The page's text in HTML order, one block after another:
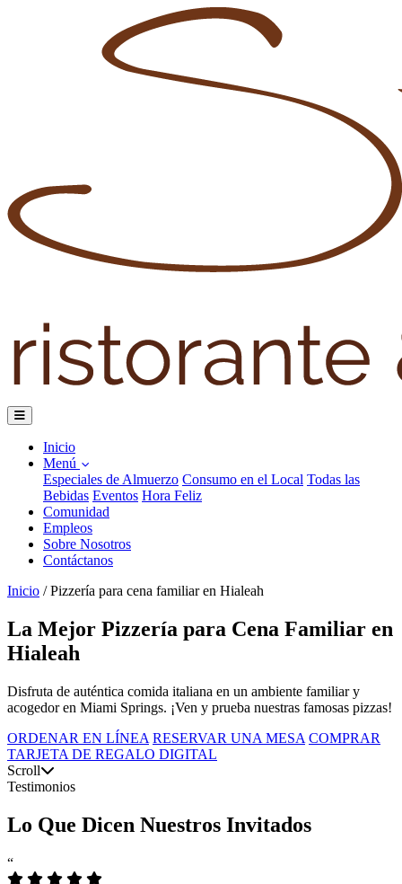
Inicio
Menú
Especiales de Almuerzo Consumo en el Local Todas las
Bebidas Eventos Hora Feliz
Comunidad
Empleos
Sobre Nosotros
Contáctanos
Inicio / Pizzería para cena familiar en Hialeah
La Mejor Pizzería para Cena Familiar en
Hialeah
Disfruta de auténtica comida italiana en un ambiente familiar y
acogedor en Miami Springs. ¡Ven y prueba nuestras famosas pizzas!
ORDENAR EN LÍNEA RESERVAR UNA MESA COMPRAR
TARJETA DE REGALO DIGITAL
Scroll
Testimonios
Lo Que Dicen Nuestros Invitados
“